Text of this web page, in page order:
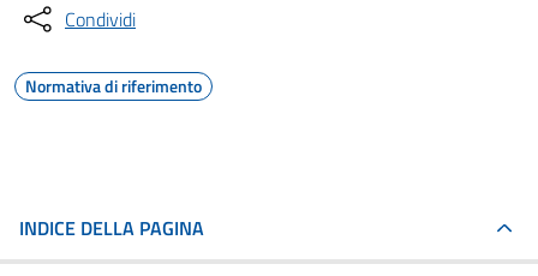
Condividi
Normativa di riferimento
INDICE DELLA PAGINA